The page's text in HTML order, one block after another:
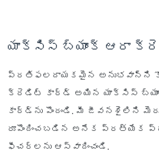
యాక్సిస్ బ్యాంక్ ఆరా
ప్రతిఫలదాయకమైన అనుభవాన్ని
క్రెడిట్ కార్డ్ అయిన యాక్సిస్
కార్డ్‌ను పొందండి. మీ జీవనశైలిని
రూపొందించబడిన అనేక ప్రత్యేక
ఫీచర్‌లను ఆస్వాదించండి.